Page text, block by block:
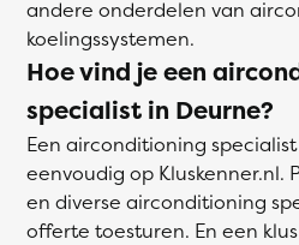
andere onderdelen van
koelingssystemen.
Hoe vind je een
specialist in Deurne?
Een airconditioning
eenvoudig op Kluskenner.nl.
en diverse airconditioning
offerte toesturen. En een